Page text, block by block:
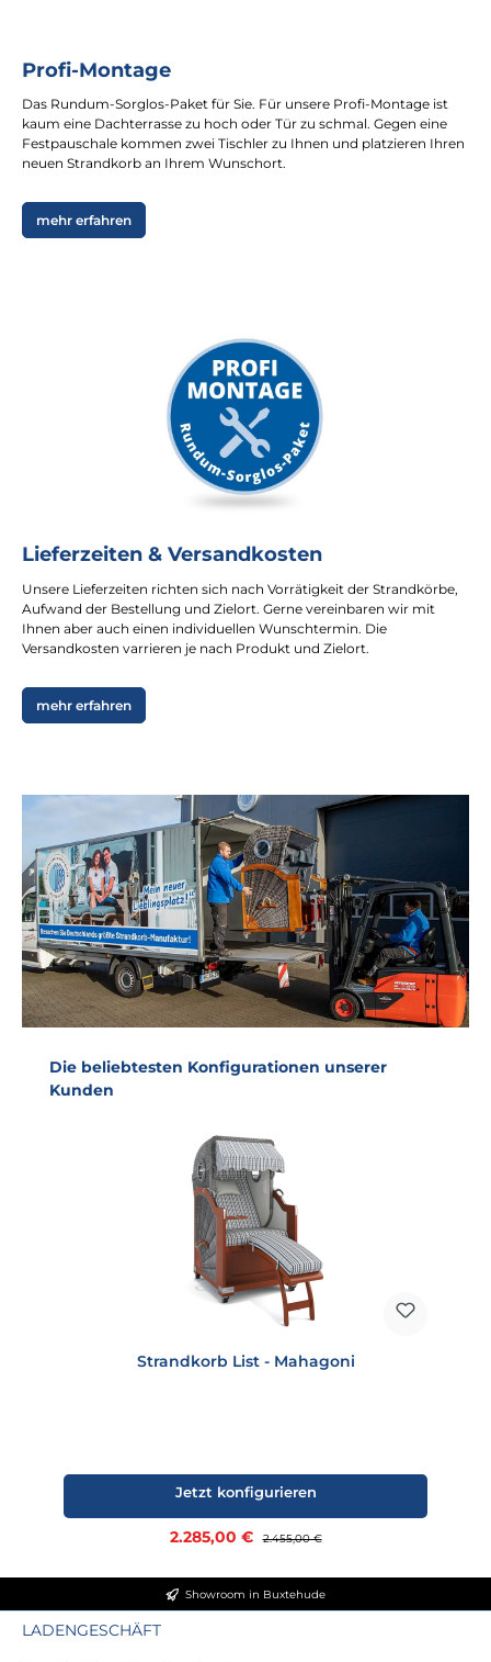
Profi-Montage
Das Rundum-Sorglos-Paket für Sie. Für unsere Profi-Montage ist
kaum eine Dachterrasse zu hoch oder Tür zu schmal. Gegen eine
Festpauschale kommen zwei Tischler zu Ihnen und platzieren Ihren
neuen Strandkorb an Ihrem Wunschort.
mehr erfahren
Lieferzeiten & Versandkosten
Unsere Lieferzeiten richten sich nach Vorrätigkeit der Strandkörbe,
Aufwand der Bestellung und Zielort. Gerne vereinbaren wir mit
Ihnen aber auch einen individuellen Wunschtermin. Die
Versandkosten varrieren je nach Produkt und Zielort.
mehr erfahren
Produktgalerie überspringen
Die beliebtesten Konfigurationen unserer
Kunden
Strandkorb List - Mahagoni
Verkaufspreis:
2.285,00 € Regulärer Preis:
2.455,00 €
Jetzt konfigurieren
Showroom in Buxtehude
LADENGESCHÄFT